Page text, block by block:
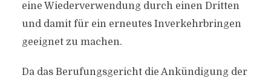
eine Wiederverwendung durch einen Dritten
und damit für ein erneutes Inverkehrbringen
geeignet zu machen.
Da das Berufungsgericht die Ankündigung der